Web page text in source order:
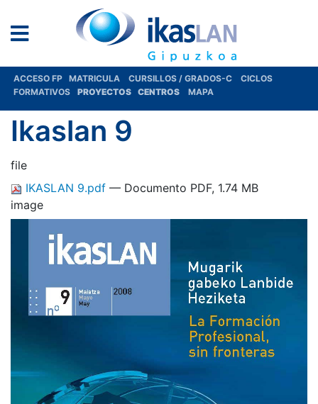
ACCESO FP MATRICULA CURSILLOS / GRADOS-C
CICLOS
FORMATIVOS
PROYECTOS CENTROS MAPA
Ikaslan 9
file
IKASLAN 9.pdf — Documento PDF, 1.74 MB
image